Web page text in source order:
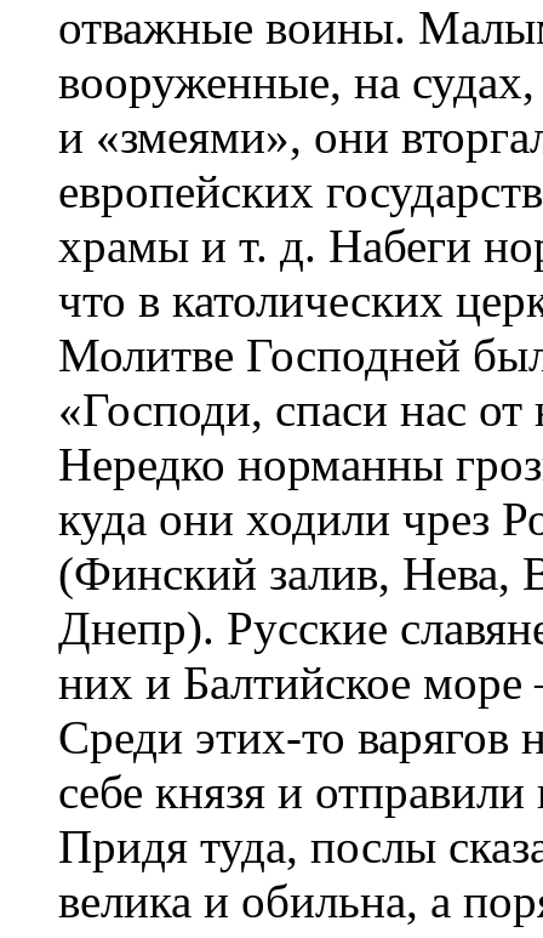
отважные воины.
вооруженные, на
и «змеями», они
европейских
храмы и т. д. Набеги
что в католических
Молитве Господней
«Господи, спаси нас
Нередко норманны
куда они ходили чрез
(Финский залив, Нева,
Днепр). Русские
них и Балтийское
Среди этих-то варягов
себе князя и
Придя туда, послы
велика и обильна, а